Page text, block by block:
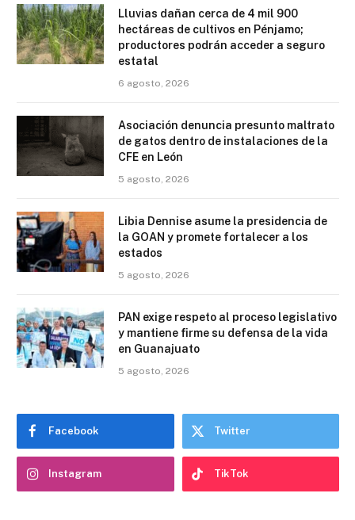
Lluvias dañan cerca de 4 mil 900
hectáreas de cultivos en Pénjamo;
productores podrán acceder a seguro
estatal
6 agosto, 2026
Asociación denuncia presunto maltrato
de gatos dentro de instalaciones de la
CFE en León
5 agosto, 2026
Libia Dennise asume la presidencia de
la GOAN y promete fortalecer a los
estados
5 agosto, 2026
PAN exige respeto al proceso legislativo
y mantiene firme su defensa de la vida
en Guanajuato
5 agosto, 2026
Facebook Twitter
Instagram TikTok